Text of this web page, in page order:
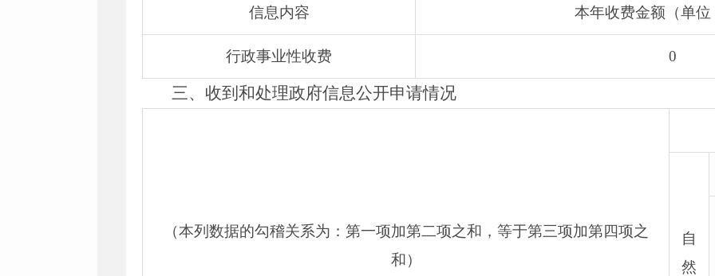
信息内容 本年收费金额（单位
行政事业性收费 0
三、收到和处理政府信息公开申请情况
（本列数据的勾稽关系为：第一项加第二项之和，等于第三项加第四项之
和）
自
然